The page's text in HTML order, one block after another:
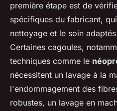
première étape est de
spécifiques du fabricant,
nettoyage et le soin
Certaines cagoules,
techniques comme le
nécessitent un lavage à la
l'endommagement des
robustes, un lavage en